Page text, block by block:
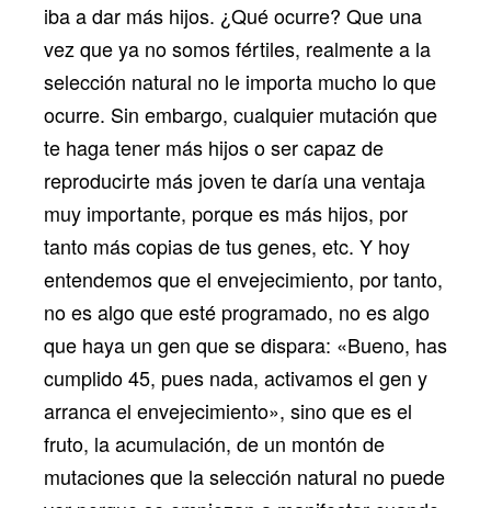
iba a dar más hijos. ¿Qué ocurre? Que una
vez que ya no somos fértiles, realmente a la
selección natural no le importa mucho lo que
ocurre. Sin embargo, cualquier mutación que
te haga tener más hijos o ser capaz de
reproducirte más joven te daría una ventaja
muy importante, porque es más hijos, por
tanto más copias de tus genes, etc. Y hoy
entendemos que el envejecimiento, por tanto,
no es algo que esté programado, no es algo
que haya un gen que se dispara: «Bueno, has
cumplido 45, pues nada, activamos el gen y
arranca el envejecimiento», sino que es el
fruto, la acumulación, de un montón de
mutaciones que la selección natural no puede